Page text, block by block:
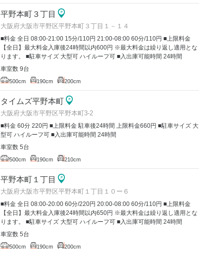
平野本町３丁目
大阪府大阪市平野区平野本町３丁目１－１４
■料金 全日 08:00-21:00 15分/110円 21:00-08:00 60分/110円 ■上限料金
【全日】最大料金入庫後24時間以内600円 ※最大料金は繰り返し適用とな
ります。 ■駐車サイズ 大型可 ハイルーフ可 ■入出庫可能時間 24時間
車室数 9台
500cm 190cm 200cm
タイムズ平野本町
大阪府大阪市平野区平野本町3-2
■料金 60分 220円 ■上限料金 駐車後24時間 上限料金660円 ■駐車サイズ 大
型可 ハイルーフ可 ■入出庫可能時間 24時間
車室数 5台
500cm 190cm 210cm
平野本町１丁目
大阪府大阪市平野区平野本町１丁目１０ー６
■料金 全日 08:00-20:00 60分/220円 20:00-08:00 60分/110円 ■上限料金
【全日】最大料金入庫後24時間以内650円 ※最大料金は繰り返し適用とな
ります。 ■駐車サイズ 大型可 ハイルーフ可 ■入出庫可能時間 24時間
車室数 5台
500cm 190cm 200cm